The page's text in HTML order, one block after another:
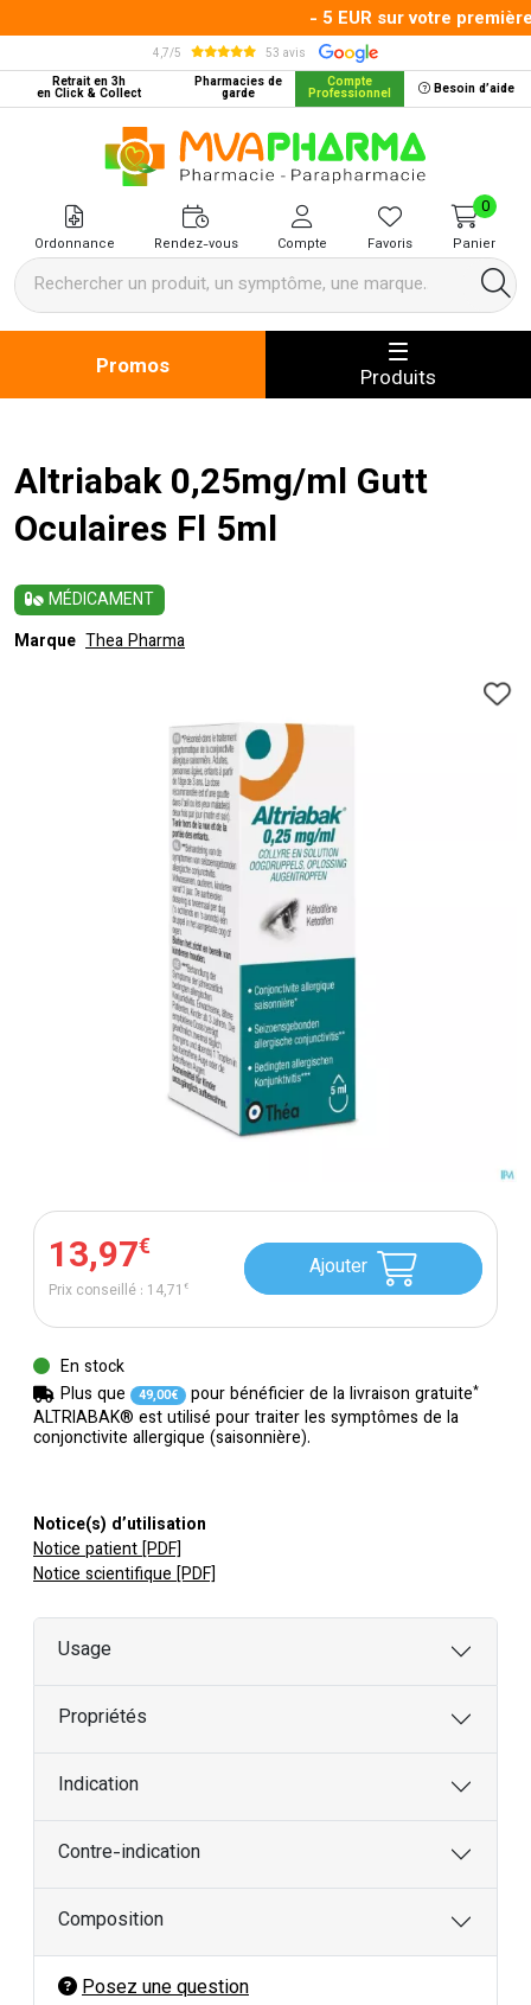
- 5 EUR sur votre
4,7/5
53 avis
Retrait en 3h
en Click & Collect
Pharmacies de
garde
Compte
Professionnel Besoin d’aide
MVA Pharma Votre pharmacie
Ordonnance Rendez-vous Compte Favoris Panier
0
Promos Produits
Altriabak 0,25mg/ml Gutt
Oculaires Fl 5ml
MÉDICAMENT
Marque Thea Pharma
ALTRIABAK® est utilisé pour traiter les symptômes de la
conjonctivite allergique (saisonnière).
13,97€
Prix conseillé : 14,71 €
Ajouter
En stock
Plus que
49,00€ pour bénéficier de la livraison gratuite*
Notice(s) d’utilisation
Notice patient [PDF]
Notice scientifique [PDF]
Usage
Propriétés
Indication
Contre-indication
Composition
Posez une question